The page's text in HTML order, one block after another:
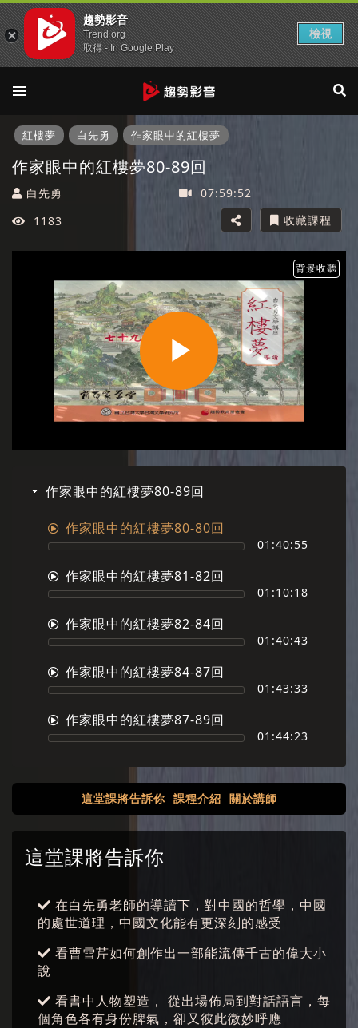
紅樓夢 白先勇 作家眼中的紅樓夢
作家眼中的紅樓夢80-89回
白先勇
07:59:52
1183
收藏課程
背景收聽
Play
Video
作家眼中的紅樓夢80-89回
作家眼中的紅樓夢80-80回
01:40:55
作家眼中的紅樓夢81-82回
01:10:18
作家眼中的紅樓夢82-84回
01:40:43
作家眼中的紅樓夢84-87回
01:43:33
作家眼中的紅樓夢87-89回
01:44:23
這堂課將告訴你 課程介紹 關於講師
這堂課將告訴你
在白先勇老師的導讀下，對中國的哲學，中國
的處世道理，中國文化能有更深刻的感受
看曹雪芹如何創作出一部能流傳千古的偉大小
說
看書中人物塑造， 從出場佈局到對話語言，每
個角色各有身份脾氣，卻又彼此微妙呼應
趨勢影音
Trend org
取得 - In Google Play
檢視